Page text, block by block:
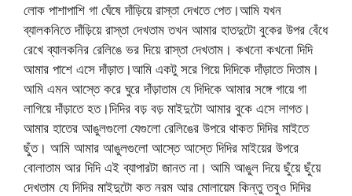
লোক পাশাপাশি গা ঘেঁষে দাঁড়িয়ে রাস্তা দেখতে পেত।আমি যখন
ব্যালকনিতে দাঁড়িয়ে রাস্তা দেখতাম তখন আমার হাতদুটো বুকের উপর বেঁধে
রেখে ব্যালকনির রেলিঙে ভর দিয়ে রাস্তা দেখতাম। কখনো কখনো দিদি
আমার পাশে এসে দাঁড়াত।আমি একটু সরে গিয়ে দিদিকে দাঁড়াতে দিতাম।
আমি এমন আস্তে করে ঘুরে দাঁড়াতাম যে দিদিকে আমার সঙ্গে গায়ে গা
লাগিয়ে দাঁড়াতে হত।দিদির বড় বড় মাইদুটো আমার বুকে এসে লাগত।
আমার হাতের আঙুলগুলো যেগুলো রেলিঙের উপরে থাকত দিদির মাইতে
ছুঁত। আমি আমার আঙুলগুলো আস্তে আস্তে দিদির মাইয়ের উপরে
বোলাতাম আর দিদি এই ব্যাপারটা জানত না। আমি আঙুল দিয়ে ছুঁয়ে ছুঁয়ে
দেখতাম যে দিদির মাইদুটো কত নরম আর মোলায়েম কিন্তু তবুও দিদির